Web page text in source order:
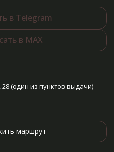
в Telegram
в MAX
28 (один из пунктов выдачи)
маршрут